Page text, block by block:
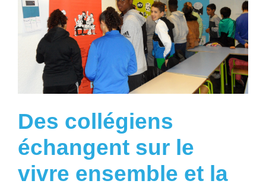
Des collégiens
échangent sur le
vivre ensemble et la